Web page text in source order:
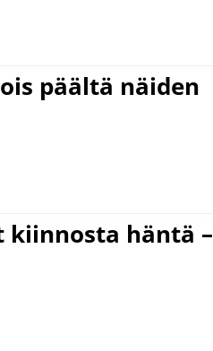
päältä näiden
kiinnosta häntä –